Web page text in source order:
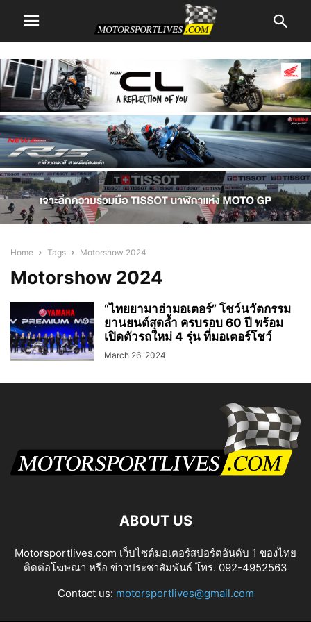
Home Tags Motorshow 2024
Motorshow 2024
“ไทยยามาฮ่ามอเตอร์” โชว์นวัตกรรม
ยานยนต์สุดล้ำ ครบรอบ 60 ปี พร้อม
เปิดตัวรถใหม่ 4 รุ่น ที่มอเตอร์โชว์
March 26, 2024
ABOUT US
Motorsportlives.com เว็บไซต์มอเตอร์สปอร์ตอันดับ 1 ของไทย
ติดต่อโฆษณา หรือ ข่าวประชาสัมพันธ์ โทร. 092-4952563
Contact us: motorsportlives@gmail.com